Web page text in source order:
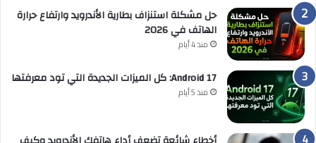
حل مشكلة استنزاف بطارية الأندرويد وارتفاع حرارة
الهاتف في 2026
منذ 4 أيام
Android 17: كل الميزات الجديدة التي تود معرفتها
منذ 5 أيام